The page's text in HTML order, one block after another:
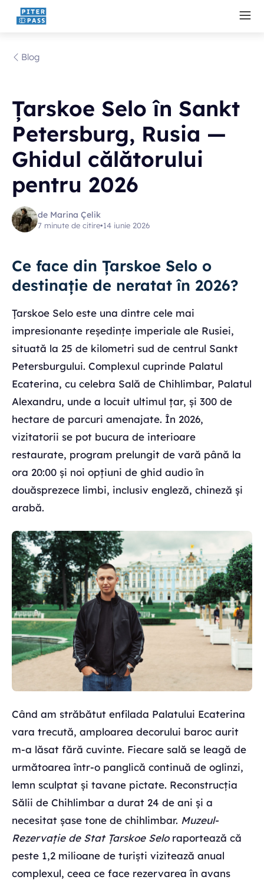
Blog
Țarskoe Selo în Sankt
Petersburg, Rusia —
Ghidul călătorului
pentru 2026
de Marina Çelik
7 minute de citire•14 iunie 2026
Ce face din Țarskoe Selo o
destinație de neratat în 2026?
Țarskoe Selo este una dintre cele mai
impresionante reședințe imperiale ale Rusiei,
situată la 25 de kilometri sud de centrul Sankt
Petersburgului. Complexul cuprinde Palatul
Ecaterina, cu celebra Sală de Chihlimbar, Palatul
Alexandru, unde a locuit ultimul țar, și 300 de
hectare de parcuri amenajate. În 2026,
vizitatorii se pot bucura de interioare
restaurate, program prelungit de vară până la
ora 20:00 și noi opțiuni de ghid audio în
douăsprezece limbi, inclusiv engleză, chineză și
arabă.
Când am străbătut enfilada Palatului Ecaterina
vara trecută, amploarea decorului baroc aurit
m-a lăsat fără cuvinte. Fiecare sală se leagă de
următoarea într-o panglică continuă de oglinzi,
lemn sculptat și tavane pictate. Reconstrucția
Sălii de Chihlimbar a durat 24 de ani și a
necesitat șase tone de chihlimbar. Muzeul-
Rezervație de Stat Țarskoe Seloraportează că
peste 1,2 milioane de turiști vizitează anual
complexul, ceea ce face rezervarea în avans